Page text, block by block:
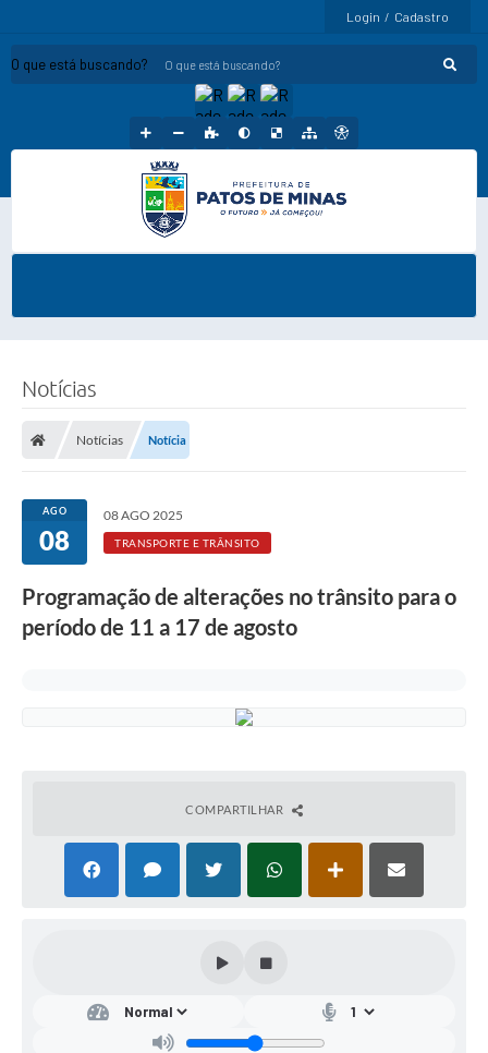
Login / Cadastro
O que está buscando?
Notícias
Notícias Notícia
AGO
08
08 AGO 2025
TRANSPORTE E TRÂNSITO
Programação de alterações no trânsito para o
período de 11 a 17 de agosto
COMPARTILHAR